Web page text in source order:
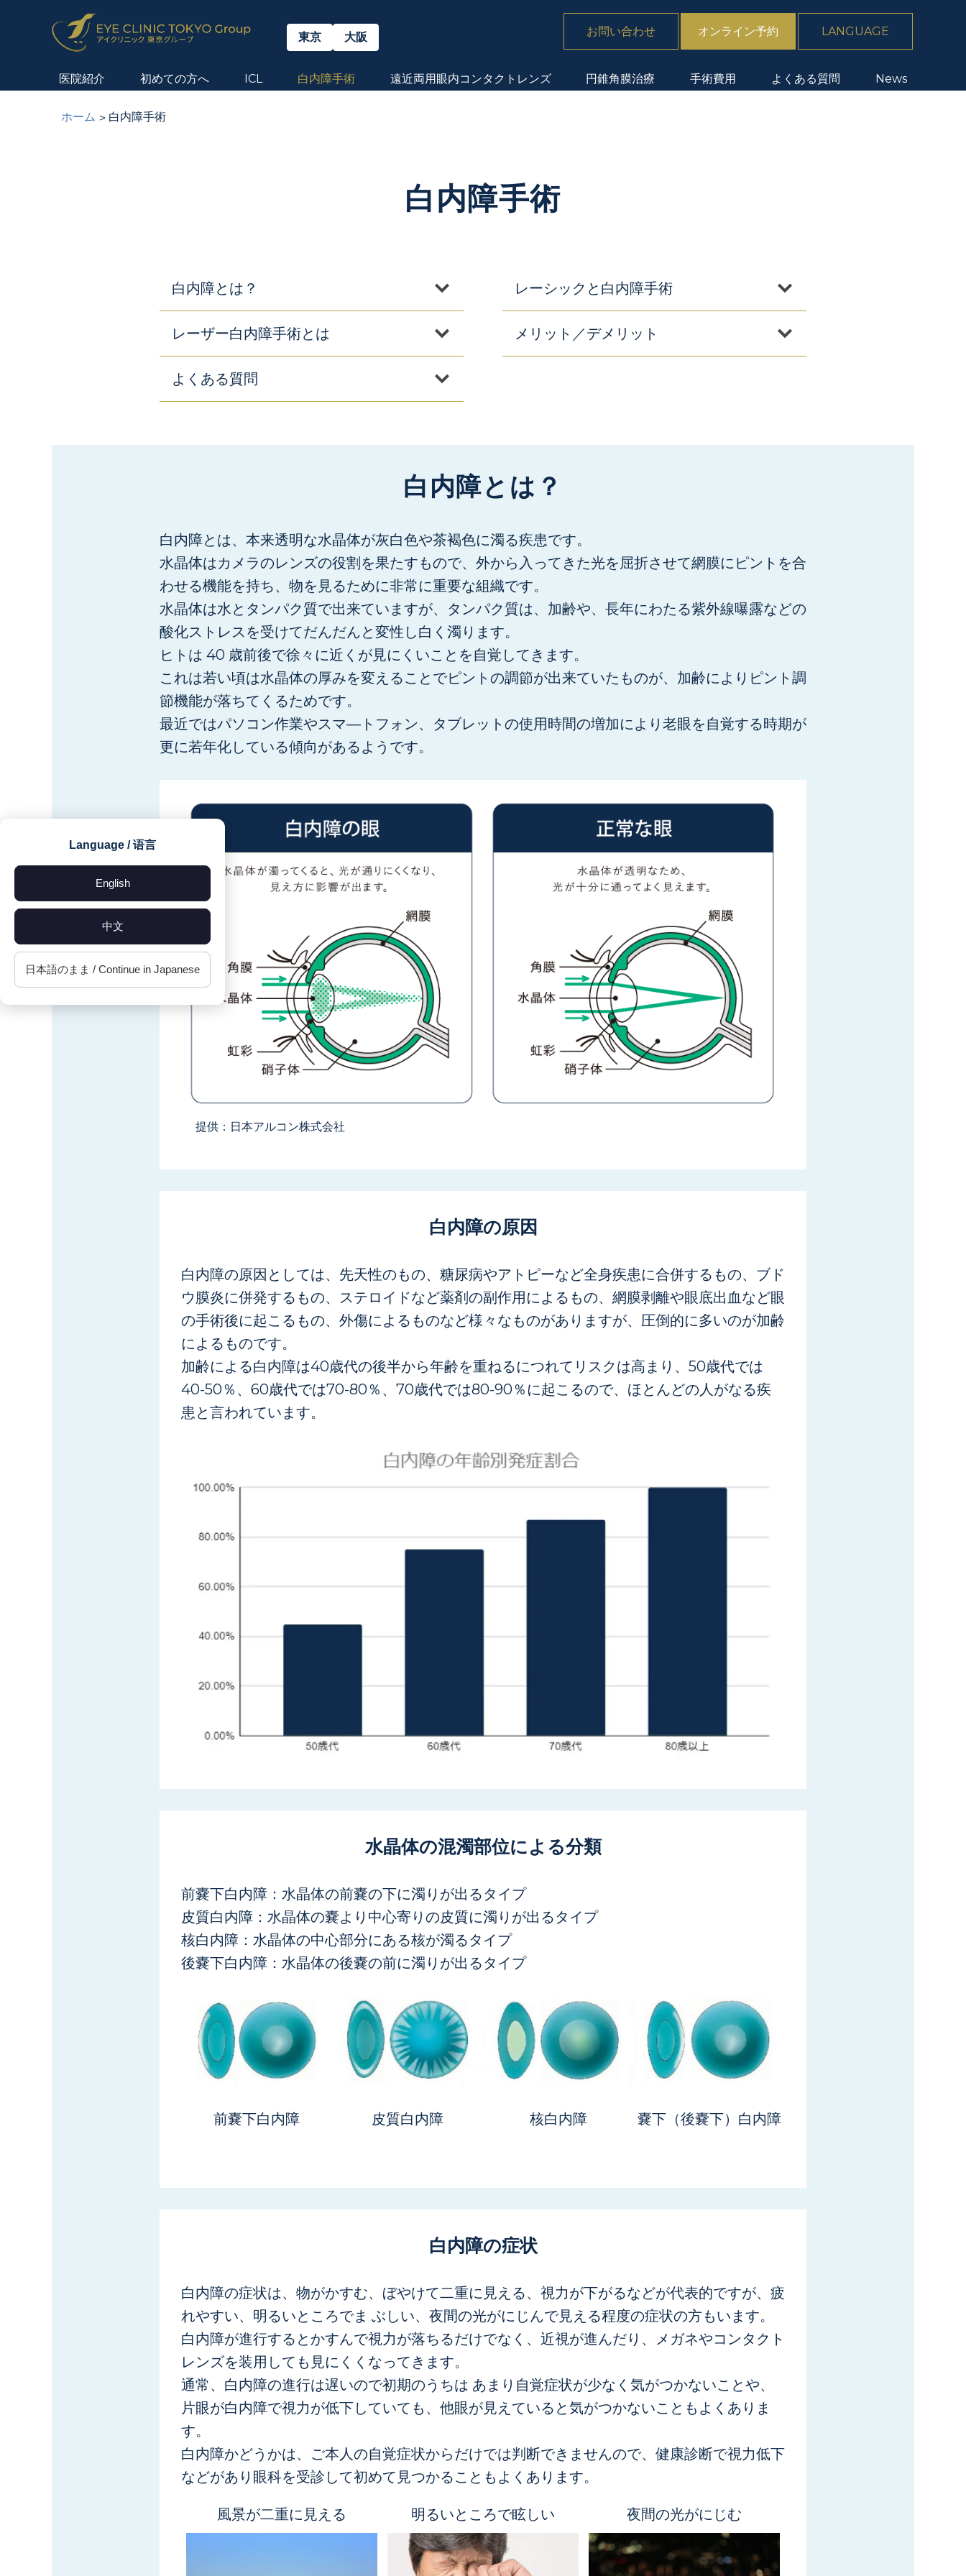
Language / 语言
English
中文
日本語のまま / Continue in Japanese
東京 大阪 お問い合わせ オンライン予約 LANGUAGE
医院紹介 初めての方へ ICL 白内障手術 遠近両用眼内コンタクトレンズ 円錐角膜治療 手術費用 よくある質問 News
ホーム 白内障手術
白内障手術
白内障とは？ レーシックと白内障手術
レーザー白内障手術とは メリット／デメリット
よくある質問
白内障とは？
白内障とは、本来透明な水晶体が灰白色や茶褐色に濁る疾患です。
水晶体はカメラのレンズの役割を果たすもので、外から入ってきた光を屈折させて網膜にピントを合
わせる機能を持ち、物を見るために非常に重要な組織です。
水晶体は水とタンパク質で出来ていますが、タンパク質は、加齢や、長年にわたる紫外線曝露などの
酸化ストレスを受けてだんだんと変性し白く濁ります。
ヒトは 40 歳前後で徐々に近くが見にくいことを自覚してきます。
これは若い頃は水晶体の厚みを変えることでピントの調節が出来ていたものが、加齢によりピント調
節機能が落ちてくるためです。
最近ではパソコン作業やスマ―トフォン、タブレットの使用時間の増加により老眼を自覚する時期が
更に若年化している傾向があるようです。
提供：日本アルコン株式会社
白内障の原因
白内障の原因としては、先天性のもの、糖尿病やアトピーなど全身疾患に合併するもの、ブド
ウ膜炎に併発するもの、ステロイドなど薬剤の副作用によるもの、網膜剥離や眼底出血など眼
の手術後に起こるもの、外傷によるものなど様々なものがありますが、圧倒的に多いのが加齢
によるものです。
加齢による白内障は40歳代の後半から年齢を重ねるにつれてリスクは高まり、50歳代では
40-50％、60歳代では70-80％、70歳代では80-90％に起こるので、ほとんどの人がなる疾
患と言われています。
水晶体の混濁部位による分類
前嚢下白内障：水晶体の前嚢の下に濁りが出るタイプ
皮質白内障：水晶体の嚢より中心寄りの皮質に濁りが出るタイプ
核白内障：水晶体の中心部分にある核が濁るタイプ
後嚢下白内障：水晶体の後嚢の前に濁りが出るタイプ
前嚢下白内障 皮質白内障 核白内障 嚢下（後嚢下） 白内障
白内障の症状
白内障の症状は、物がかすむ、ぼやけて二重に見える、視力が下がるなどが代表的ですが、疲
れやすい、明るいところでま ぶしい、夜間の光がにじんで見える程度の症状の方もいます。
白内障が進行するとかすんで視力が落ちるだけでなく、近視が進んだり、メガネやコンタクト
レンズを装用しても見にくくなってきます。
通常、白内障の進行は遅いので初期のうちは あまり自覚症状が少なく気がつかないことや、
片眼が白内障で視力が低下していても、他眼が見えていると気がつかないこともよくありま
す。
白内障かどうかは、ご本人の自覚症状からだけでは判断できませんので、健康診断で視力低下
などがあり眼科を受診して初めて見つかることもよくあります。
風景が二重に見える 明るいところで眩しい 夜間の光がにじむ